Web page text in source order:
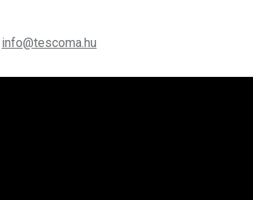
info@tescoma.hu